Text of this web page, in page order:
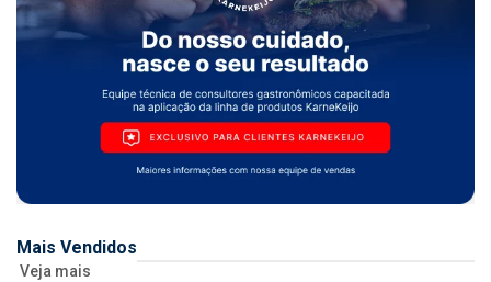
Mais Vendidos
Veja mais